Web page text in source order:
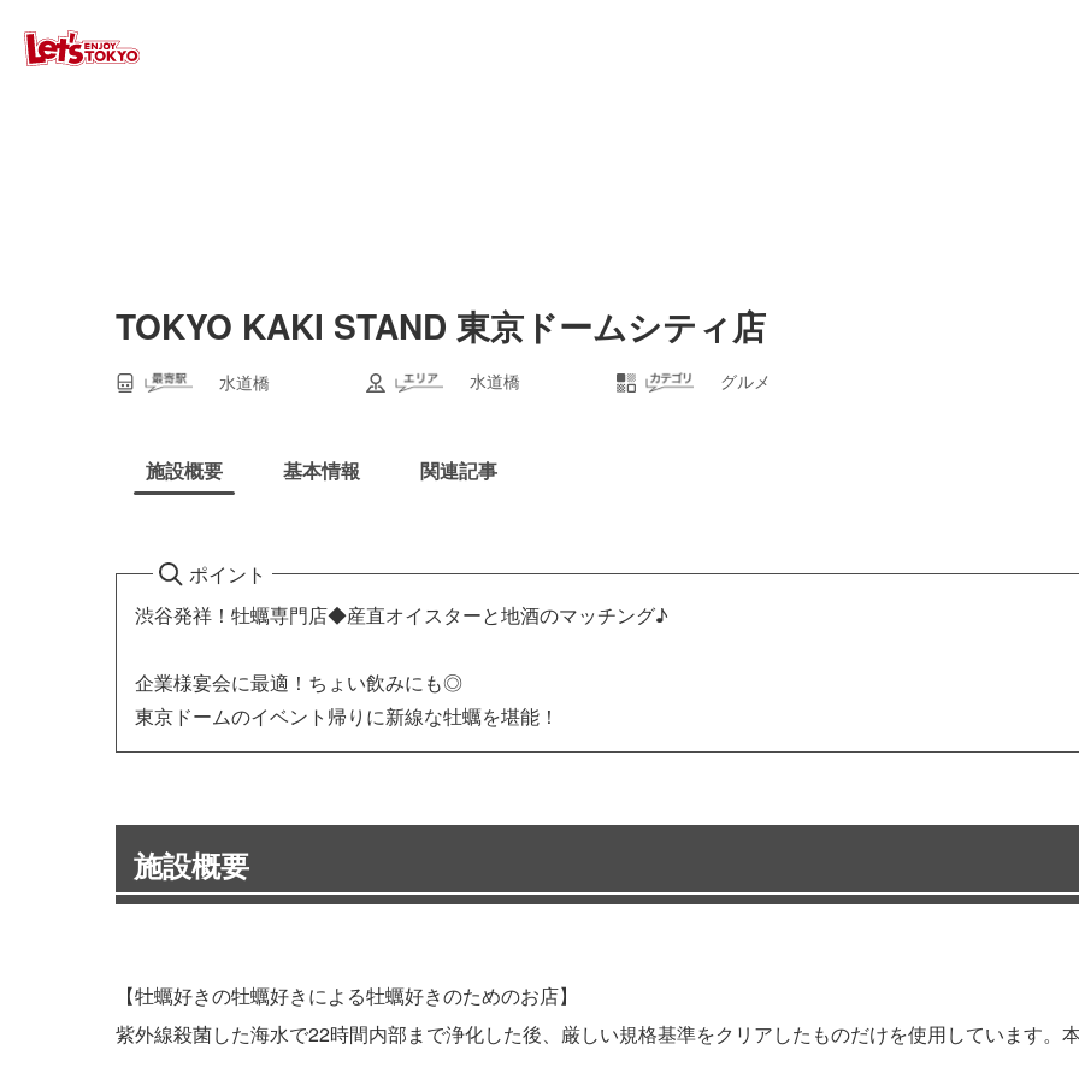
TOKYO KAKI STAND 東京ドームシティ店
水道橋 水道橋 グルメ
施設概要 基本情報 関連記事
ポイント
渋谷発祥！牡蠣専門店◆産直オイスターと地酒のマッチング♪
企業様宴会に最適！ちょい飲みにも◎
東京ドームのイベント帰りに新線な牡蠣を堪能！
施設概要
【牡蠣好きの牡蠣好きによる牡蠣好きのためのお店】
紫外線殺菌した海水で22時間内部まで浄化した後、厳しい規格基準をクリアしたものだけを使用しています。